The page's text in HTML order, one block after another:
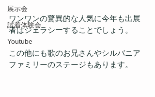
展示会
試着体験会
Youtube
ワンワンの驚異的な人気に今年も出展
者はジェラシーすることでしょう。
この他にも歌のお兄さんやシルバニア
ファミリーのステージもあります。